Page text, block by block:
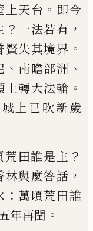
上天台 。 即今
？ 一法若有 ，
賢失其境界 。
、 南瞻部洲 、
上轉大法輪 。
城上 已吹新歲
荒田誰是主 ？
林與麼答話 ，
： 萬頃荒田誰
年再閏 。